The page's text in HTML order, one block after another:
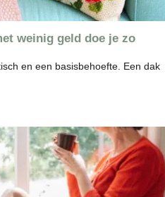
weinig geld doe je zo
en een basisbehoefte. Een dak